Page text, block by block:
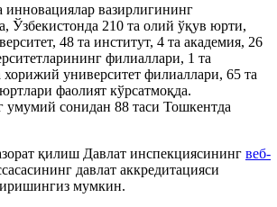
вазирлигининг
Ўзбекистонда 210 та олий ўқув юрти,
48 та институт, 4 та академия, 26
филиаллари, 1 та
хорижий университет филиаллари, 65 та
фаолият кўрсатмоқда.
умумий сонидан 88 таси Тошкентда
қилиш Давлат инспекциясининг веб-
давлат аккредитацияси
мумкин.